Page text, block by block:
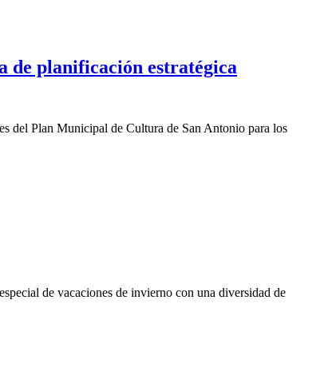
de planificación estratégica
del Plan Municipal de Cultura de San Antonio para los
de vacaciones de invierno con una diversidad de